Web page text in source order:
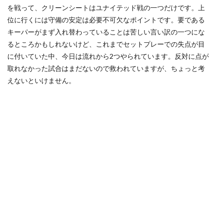
を戦って、クリーンシートはユナイテッド戦の一つだけです。上
位に行くには守備の安定は必要不可欠なポイントです。要である
キーパーがまず入れ替わっていることは苦しい言い訳の一つにな
るところかもしれないけど、これまでセットプレーでの失点が目
に付いていた中、今日は流れから2つやられています。反対に点が
取れなかった試合はまだないので救われていますが、ちょっと考
えないといけません。